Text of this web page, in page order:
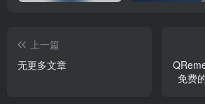
上一篇
无更多文章
免费